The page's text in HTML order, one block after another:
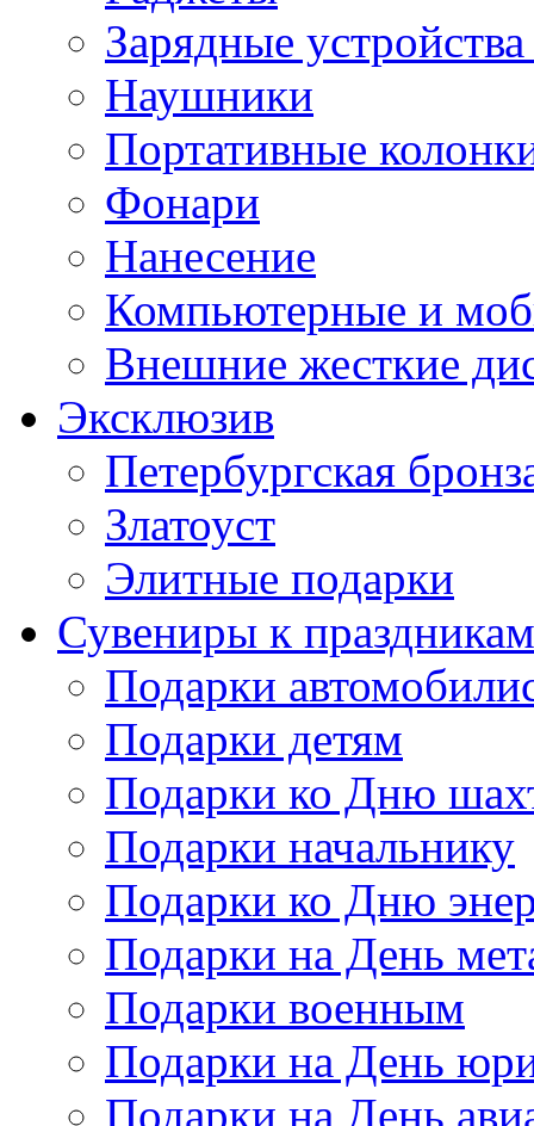
Зарядные
Наушники
Портативные
Фонари
Нанесение
Компьютерные и
Внешние жесткие
Эксклюзив
Петербургская
Златоуст
Элитные подарки
Сувениры к праздникам
Подарки
Подарки детям
Подарки ко Дню
Подарки начальнику
Подарки ко Дню
Подарки на День
Подарки военным
Подарки на День
Подарки на День